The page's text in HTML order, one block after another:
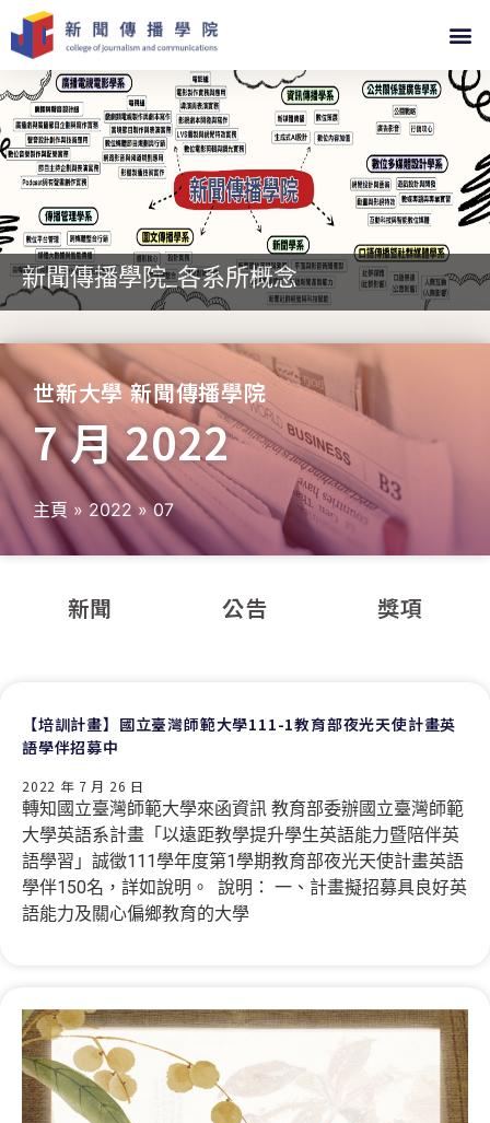
新聞傳播學院_各系所概念
世新大學 新聞傳播學院
7 月 2022
主頁 » 2022 »07
新聞 公告 獎項
【培訓計畫】國立臺灣師範大學111-1教育部夜光天使計畫英
語學伴招募中
2022 年 7 月 26 日
轉知國立臺灣師範大學來函資訊 教育部委辦國立臺灣師範
大學英語系計畫「以遠距教學提升學生英語能力暨陪伴英
語學習」誠徵111學年度第1學期教育部夜光天使計畫英語
學伴150名，詳如說明。 說明： 一、計畫擬招募具良好英
語能力及關心偏鄉教育的大學